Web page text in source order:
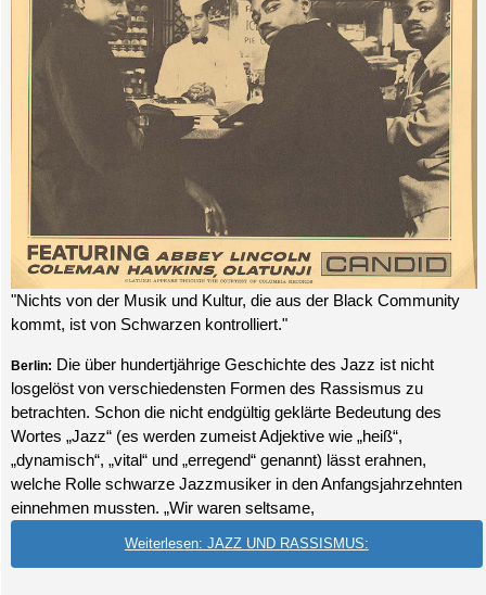
"Nichts von der Musik und Kultur, die aus der Black Community
kommt, ist von Schwarzen kontrolliert."
Berlin: Die über hundertjährige Geschichte des Jazz ist nicht
losgelöst von verschiedensten Formen des Rassismus zu
betrachten. Schon die nicht endgültig geklärte Bedeutung des
Wortes „Jazz“ (es werden zumeist Adjektive wie „heiß“,
„dynamisch“, „vital“ und „erregend“ genannt) lässt erahnen,
welche Rolle schwarze Jazzmusiker in den Anfangsjahrzehnten
einnehmen mussten. „Wir waren seltsame,
Weiterlesen: JAZZ UND RASSISMUS: